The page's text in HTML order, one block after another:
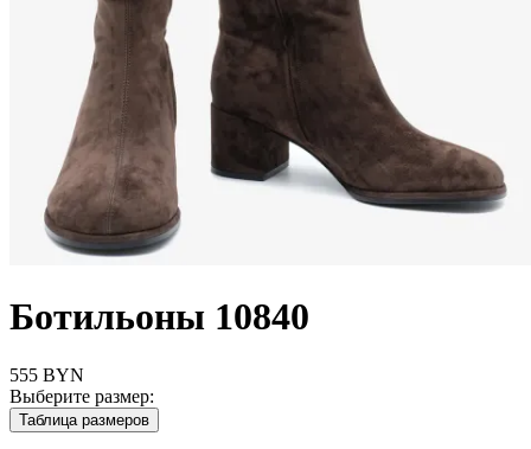
Ботильоны 10840
555 BYN
Выберите размер:
Таблица размеров